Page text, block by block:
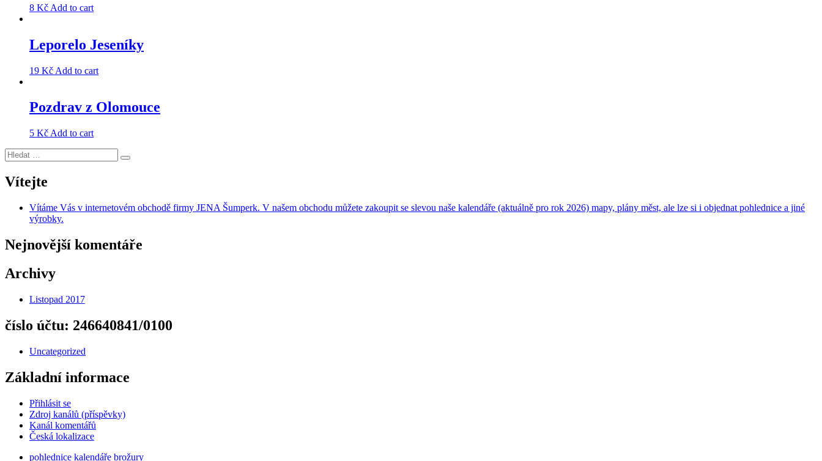
8 Kč Add to cart
Leporelo Jeseníky
19 Kč Add to cart
Pozdrav z Olomouce
5 Kč Add to cart
Hledat:
Hledání
Vítejte
Vítáme Vás v internetovém obchodě firmy JENA Šumperk. V našem obchodu můžete zakoupit se slevou naše kalendáře (aktuálně pro rok 2026) mapy, plány měst, ale lze si i objednat pohlednice a jiné
výrobky.
Nejnovější komentáře
Archivy
Listopad 2017
číslo účtu: 246640841/0100
Uncategorized
Základní informace
Přihlásit se
Zdroj kanálů (příspěvky)
Kanál komentářů
Česká lokalizace
pohlednice kalendáře brožury